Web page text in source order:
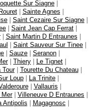
Sur Siagne |
| Sainte Agnes |
| Saint Cezaire Sur Siagne |
| Saint Jean Cap Ferrat |
| Saint Martin D Entraunes |
| Saint Sauveur Sur Tinee |
| Sauze | Seranon |
| Thiery | Le Tignet |
Tour| Tourette Du Chateau|
Loup | La Trinite |
| Vallauris |
Mer| Villeneuve D Entraunes |
Antipolis | Magagnosc |